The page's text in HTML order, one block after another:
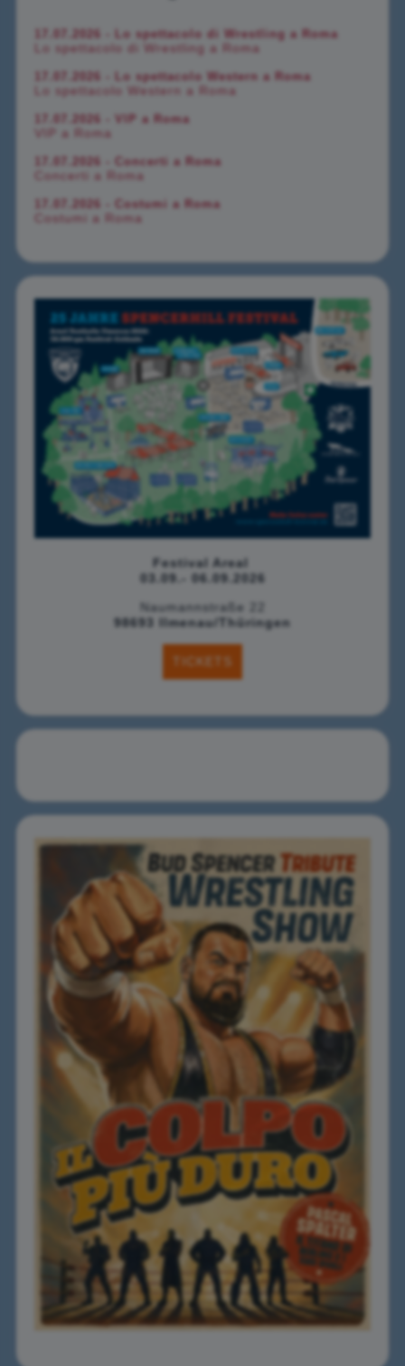
17.07.2026 - Lo spettacolo di Wrestling a Roma
Lo spettacolo di Wrestling a Roma
17.07.2026 - Lo spettacolo Western a Roma
Lo spettacolo Western a Roma
17.07.2026 - VIP a Roma
VIP a Roma
17.07.2026 - Concerti a Roma
Concerti a Roma
17.07.2026 - Costumi a Roma
Costumi a Roma
Festival Areal
03.09.- 06.09.2026
Naumannstraße 22
98693 Ilmenau/Thüringen
TICKETS